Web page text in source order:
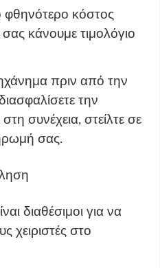
κόστος
κάνουμε τιμολόγιο
πριν από την
την
συνέχεια, στείλτε σε
σας.
διαθέσιμοι για να
χειριστές στο